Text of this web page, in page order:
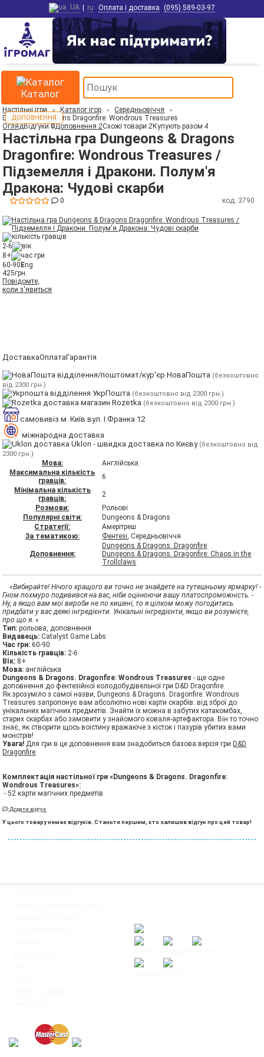
UA | ru Оплата і доставка (095) 589-03-97
Каталог
Настільні ігри Каталог ігор
Середньовіччя
Dungeons & Dragons Dragonfire: Wondrous Treasures
ОглядВідгуки0Доповнення2Схожі товари2 Купують разом4
Настільна гра Dungeons & Dragons
Dragonfire: Wondrous Treasures /
Підземелля і Дракони. Полум'я
Дракона: Чудові скарби
0 код: 3790
2-6
8+
60-90 Eng
ДОПОВНЕННЯ
425грн.
Повідомте,
коли з'явиться
ДоставкаОплатаГарантія
відділення/поштомат/кур'єр НоваПошта (безкоштовно
від 2300 грн.)
відділення УкрПошта (безкоштовно від 2300 грн.)
магазин Rozetka (безкоштовно від 2300 грн.)
самовивіз м. Київ вул. І.Франка 12
міжнародна доставка
Uklon - швидка доставка по Києву (безкоштовно від
2300 грн.)
Мова:
Англійська
Максимальна кількість
гравців:
6
Мінімальна кількість
гравців:
2
Розмови:
Рольові
Популярні світи:
Dungeons & Dragons
Стратегії:
Амерітреш
За тематикою:
Фентезі, Середньовіччя
Доповнення:
Dungeons & Dragons. Dragonfire
Dungeons & Dragons. Dragonfire: Chaos in the
Trollclaws
«Вибирайте! Нічого кращого ви точно не знайдете на тутешньому ярмарку! -
Гном похмуро подивився на вас, ніби оцінюючи вашу платоспроможність. -
Ну, а якщо вам мої вироби не по кишені, то я цілком можу погодитись
придбати у вас деякі інгредієнти. Унікальні інгредієнти, якщо ви розумієте,
про що я. »
Тип:рольова, доповнення
Видавець:Catalyst Game Labs
Час гри:60-90
Кількість гравців: 2-6
ВІк: 8+
Мова: англійська
Dungeons & Dragons. Dragonfire: Wondrous Treasures - ще одне
доповнення до фентезійної колодобудівельної гри D&D Dragonfire.
Як зрозуміло з самої назви, Dungeons & Dragons. Dragonfire: Wondrous
Treasures запропонує вам абсолютно нові карти скарбів: від зброї до
унікальних магічних предметів. Знайти їх можна в забутих катакомбах,
старих скарбах або замовити у знайомого коваля-артефактора. Він то точно
знає, як створити щось воістину вражаюче з кісток і пазурів убитих вами
монстрів!
Увага!Для гри в це доповнення вам знадобиться базова версія гри D&D
Dragonfire.
Комплектація настільної гри «Dungeons & Dragons. Dragonfire:
Wondrous Treasures»:
- 52 карти магічних предметів
Додати відгук
У цього товару немає відгуків. Станьте першим, хто залишив відгук про цей товар!